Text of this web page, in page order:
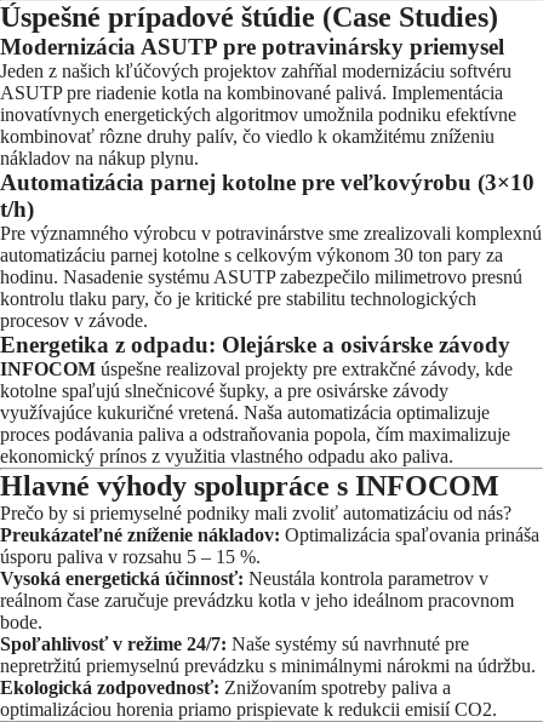
Úspešné prípadové štúdie (Case Studies)
Modernizácia ASUTP pre potravinársky priemysel
Jeden z našich kľúčových projektov zahŕňal modernizáciu softvéru
ASUTP pre riadenie kotla na kombinované palivá. Implementácia
inovatívnych energetických algoritmov umožnila podniku efektívne
kombinovať rôzne druhy palív, čo viedlo k okamžitému zníženiu
nákladov na nákup plynu.
Automatizácia parnej kotolne pre veľkovýrobu (3×10
t/h)
Pre významného výrobcu v potravinárstve sme zrealizovali komplexnú
automatizáciu parnej kotolne s celkovým výkonom 30 ton pary za
hodinu. Nasadenie systému ASUTP zabezpečilo milimetrovo presnú
kontrolu tlaku pary, čo je kritické pre stabilitu technologických
procesov v závode.
Energetika z odpadu: Olejárske a osivárske závody
INFOCOM úspešne realizoval projekty pre extrakčné závody, kde
kotolne spaľujú slnečnicové šupky, a pre osivárske závody
využívajúce kukuričné vretená. Naša automatizácia optimalizuje
proces podávania paliva a odstraňovania popola, čím maximalizuje
ekonomický prínos z využitia vlastného odpadu ako paliva.
Hlavné výhody spolupráce s INFOCOM
Prečo by si priemyselné podniky mali zvoliť automatizáciu od nás?
Preukázateľné zníženie nákladov: Optimalizácia spaľovania prináša
úsporu paliva v rozsahu 5 – 15 %.
Vysoká energetická účinnosť: Neustála kontrola parametrov v
reálnom čase zaručuje prevádzku kotla v jeho ideálnom pracovnom
bode.
Spoľahlivosť v režime 24/7: Naše systémy sú navrhnuté pre
nepretržitú priemyselnú prevádzku s minimálnymi nárokmi na údržbu.
Ekologická zodpovednosť: Znižovaním spotreby paliva a
optimalizáciou horenia priamo prispievate k redukcii emisií CO2.